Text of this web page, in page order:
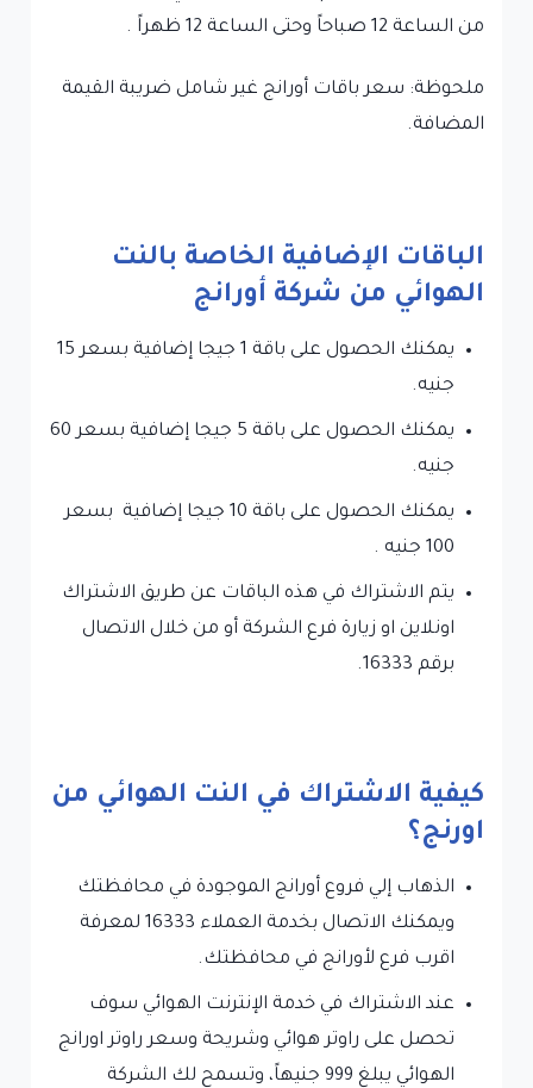
من الساعة 12 صباحاً وحتى الساعة 12 ظهراً .
ملحوظة: سعر باقات أورانج غير شامل ضريبة القيمة
المضافة.
الباقات الإضافية الخاصة بالنت
الهوائي من شركة أورانج
يمكنك الحصول على باقة 1 جيجا إضافية بسعر 15
جنيه.
يمكنك الحصول على باقة 5 جيجا إضافية بسعر 60
جنيه.
يمكنك الحصول على باقة 10 جيجا إضافية بسعر
100 جنيه .
يتم الاشتراك في هذه الباقات عن طريق الاشتراك
اونلاين او زيارة فرع الشركة أو من خلال الاتصال
برقم 16333.
كيفية الاشتراك في النت الهوائي من
اورنج؟
الذهاب إلي فروع أورانج الموجودة في محافظتك
ويمكنك الاتصال بخدمة العملاء 16333 لمعرفة
اقرب فرع لأورانج في محافظتك.
عند الاشتراك في خدمة الإنترنت الهوائي سوف
تحصل على راوتر هوائي وشريحة وسعر راوتر اورانج
الهوائي يبلغ 999 جنيهاً، وتسمح لك الشركة